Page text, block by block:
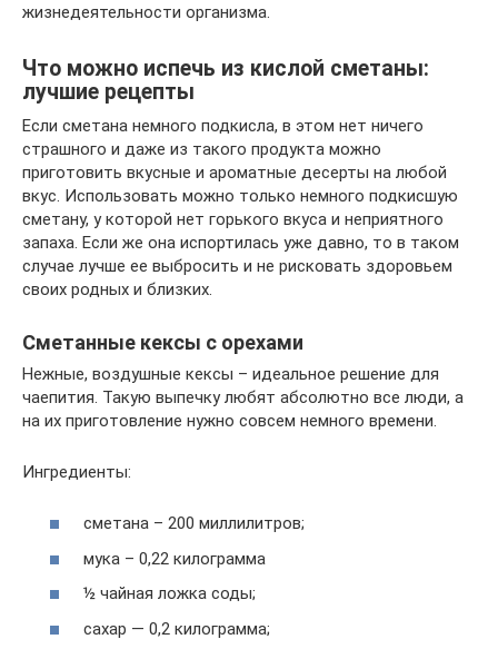
жизнедеятельности организма.
Что можно испечь из кислой сметаны:
лучшие рецепты
Если сметана немного подкисла, в этом нет ничего
страшного и даже из такого продукта можно
приготовить вкусные и ароматные десерты на любой
вкус. Использовать можно только немного подкисшую
сметану, у которой нет горького вкуса и неприятного
запаха. Если же она испортилась уже давно, то в таком
случае лучше ее выбросить и не рисковать здоровьем
своих родных и близких.
Сметанные кексы с орехами
Нежные, воздушные кексы – идеальное решение для
чаепития. Такую выпечку любят абсолютно все люди, а
на их приготовление нужно совсем немного времени.
Ингредиенты:
сметана – 200 миллилитров;
мука – 0,22 килограмма
½ чайная ложка соды;
сахар — 0,2 килограмма;